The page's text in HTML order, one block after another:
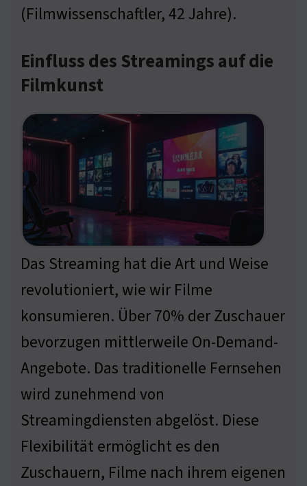
(Filmwissenschaftler, 42 Jahre).
Einfluss des Streamings auf die
Filmkunst
Das Streaming hat die Art und Weise
revolutioniert, wie wir Filme
konsumieren. Über 70% der Zuschauer
bevorzugen mittlerweile On-Demand-
Angebote. Das traditionelle Fernsehen
wird zunehmend von
Streamingdiensten abgelöst. Diese
Flexibilität ermöglicht es den
Zuschauern, Filme nach ihrem eigenen